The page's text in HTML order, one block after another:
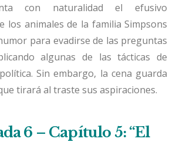
con naturalidad el efusivo
los animales de la familia Simpsons
para evadirse de las preguntas
algunas de las tácticas de
Sin embargo, la cena guarda
tirará al traste sus aspiraciones.
6 – Capítulo 5: “El